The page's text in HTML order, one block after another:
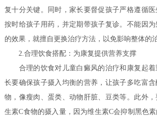
复十分关键。同时，家长要督促孩子严格遵循医
按时给孩子用药，并定期带孩子复诊。不能因
的效果，就擅自更换治疗方法，以免影响整体的
2.合理饮食搭配：为康复提供营养支撑
合理的饮食对儿童白癜风的治疗和康复起着
长要确保孩子摄入均衡的营养，让孩子多吃富
物，像瘦肉、蛋类、动物肝脏、豆类等。此外
生素C食物的摄入量，因为维生素C会抑制黑色